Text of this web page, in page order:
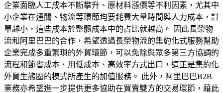
企業面臨人工成本不斷攀升、原材料漲價等不利因素，尤其中
小企業在通關、物流等環節均要耗費大量時間與人力成本，訂
單越小，這些成本於整體成本中的占比就越高。 因此長榮物
流和阿里巴巴的合作，希望透過長榮物流的集約化式服務幫助
企業完成多重繁瑣的外貿環節，可以免除與眾多第三方協調的
流程和節省成本．用低成本、高效率方式出口，這正是集約化
外貿生態圈的模式所產生的加值服務。 此外，阿里巴巴B2B
業務亦希望進一步提供更多協助在買賣雙方的交易環節，藉此